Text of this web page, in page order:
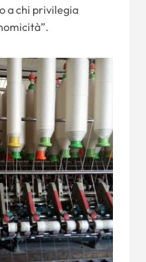
a chi privilegia